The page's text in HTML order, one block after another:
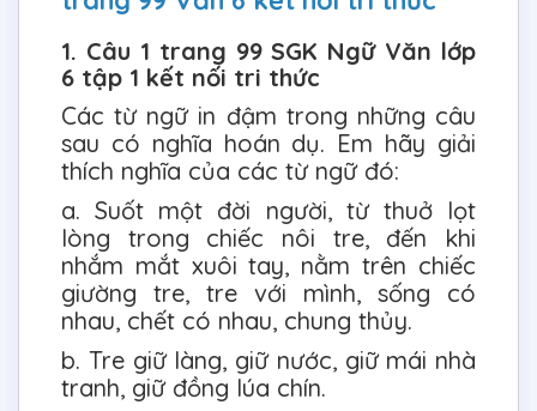
1. Câu 1 trang 99 SGK Ngữ Văn lớp
6 tập 1 kết nối tri thức
Các từ ngữ in đậm trong những câu
sau có nghĩa hoán dụ. Em hãy giải
thích nghĩa của các từ ngữ đó:
a. Suốt một đời người, từ thuở lọt
lòng trong chiếc nôi tre, đến khi
nhắm mắt xuôi tay, nằm trên chiếc
giường tre, tre với mình, sống có
nhau, chết có nhau, chung thủy.
b. Tre giữ làng, giữ nước, giữ mái nhà
tranh, giữ đồng lúa chín.